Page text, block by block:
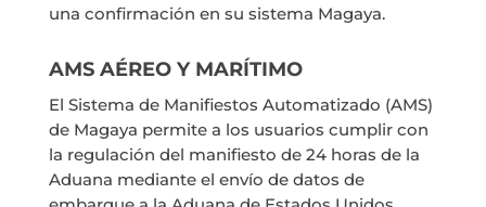
una confirmación en su sistema Magaya.
AMS AÉREO Y MARÍTIMO
El Sistema de Manifiestos Automatizado (AMS)
de Magaya permite a los usuarios cumplir con
la regulación del manifiesto de 24 horas de la
Aduana mediante el envío de datos de